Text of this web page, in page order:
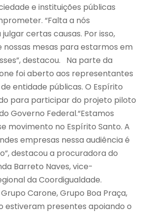
e instituições públicas
“Falta a nós
certas causas. Por isso,
nossas mesas para estarmos em
destacou. Na parte da
foi aberto aos representantes
entidade públicas. O Espírito
para participar do projeto piloto
Governo Federal.“Estamos
movimento no Espírito Santo. A
empresas nessa audiência é
destacou a procuradora do
Barreto Naves, vice-
da Coordigualdade.
Carone, Grupo Boa Praça,
estiveram presentes apoiando o